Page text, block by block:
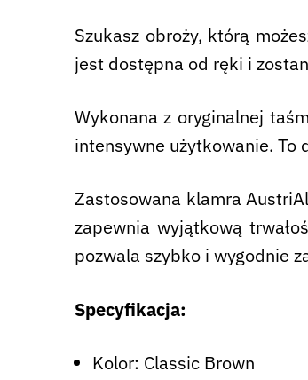
Szukasz obroży, którą
jest dostępna od ręki i
Wykonana z oryginalnej
intensywne użytkowanie. To
Zastosowana klamra
zapewnia wyjątkową
pozwala szybko i wygodnie
Specyfikacja:
Kolor: Classic Brown